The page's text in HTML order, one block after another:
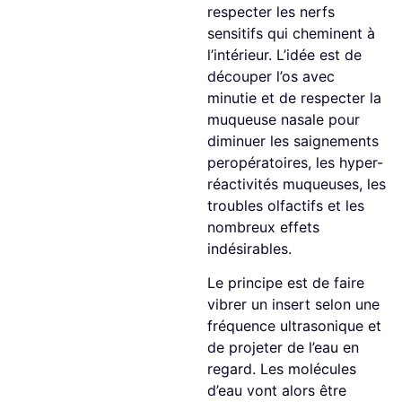
respecter les nerfs
sensitifs qui cheminent à
l’intérieur. L’idée est de
découper l’os avec
minutie et de respecter la
muqueuse nasale pour
diminuer les saignements
peropératoires, les hyper-
réactivités muqueuses, les
troubles olfactifs et les
nombreux effets
indésirables.
Le principe est de faire
vibrer un insert selon une
fréquence ultrasonique et
de projeter de l’eau en
regard. Les molécules
d’eau vont alors être